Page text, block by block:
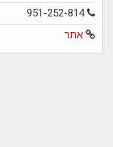
951-252-814
אתר